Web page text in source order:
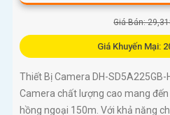
Giá Bán:
Giá Khuyến Mại:
Thiết Bị Camera DH-
Camera chất lượng cao mang
hồng ngoại 150m. Với khả năng